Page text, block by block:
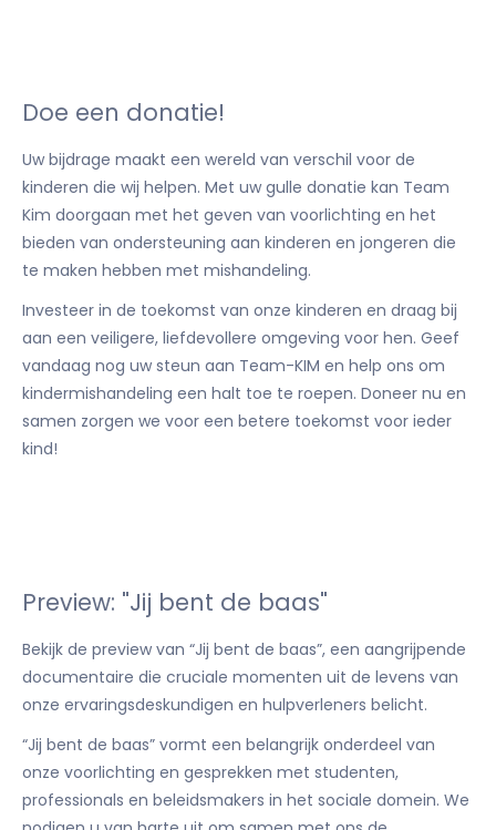
Doe een donatie!
Uw bijdrage maakt een wereld van verschil voor de
kinderen die wij helpen. Met uw gulle donatie kan Team
Kim doorgaan met het geven van voorlichting en het
bieden van ondersteuning aan kinderen en jongeren die
te maken hebben met mishandeling.
Investeer in de toekomst van onze kinderen en draag bij
aan een veiligere, liefdevollere omgeving voor hen. Geef
vandaag nog uw steun aan Team-KIM en help ons om
kindermishandeling een halt toe te roepen. Doneer nu en
samen zorgen we voor een betere toekomst voor ieder
kind!
Preview: "Jij bent de baas"
Bekijk de preview van “Jij bent de baas”, een aangrijpende
documentaire die cruciale momenten uit de levens van
onze ervaringsdeskundigen en hulpverleners belicht.
“Jij bent de baas” vormt een belangrijk onderdeel van
onze voorlichting en gesprekken met studenten,
professionals en beleidsmakers in het sociale domein. We